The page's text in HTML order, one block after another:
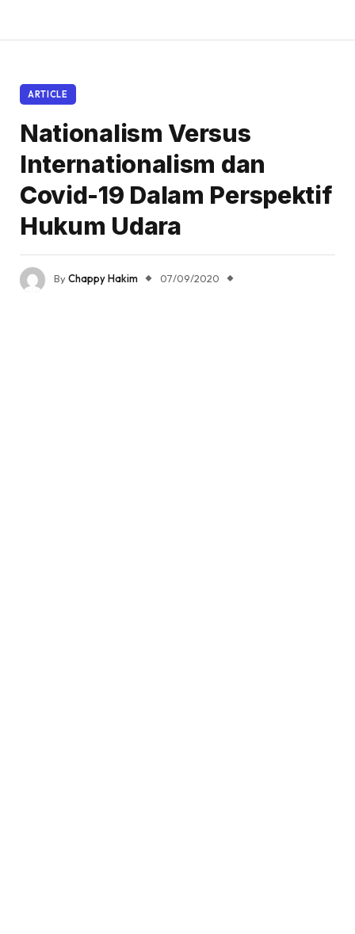
ARTICLE
Nationalism Versus
Internationalism dan
Covid-19 Dalam Perspektif
Hukum Udara
ByChappy Hakim
07/09/2020